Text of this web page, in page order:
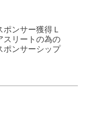
ンサー獲得Ｌ
スリートの為の
ポンサーシップ